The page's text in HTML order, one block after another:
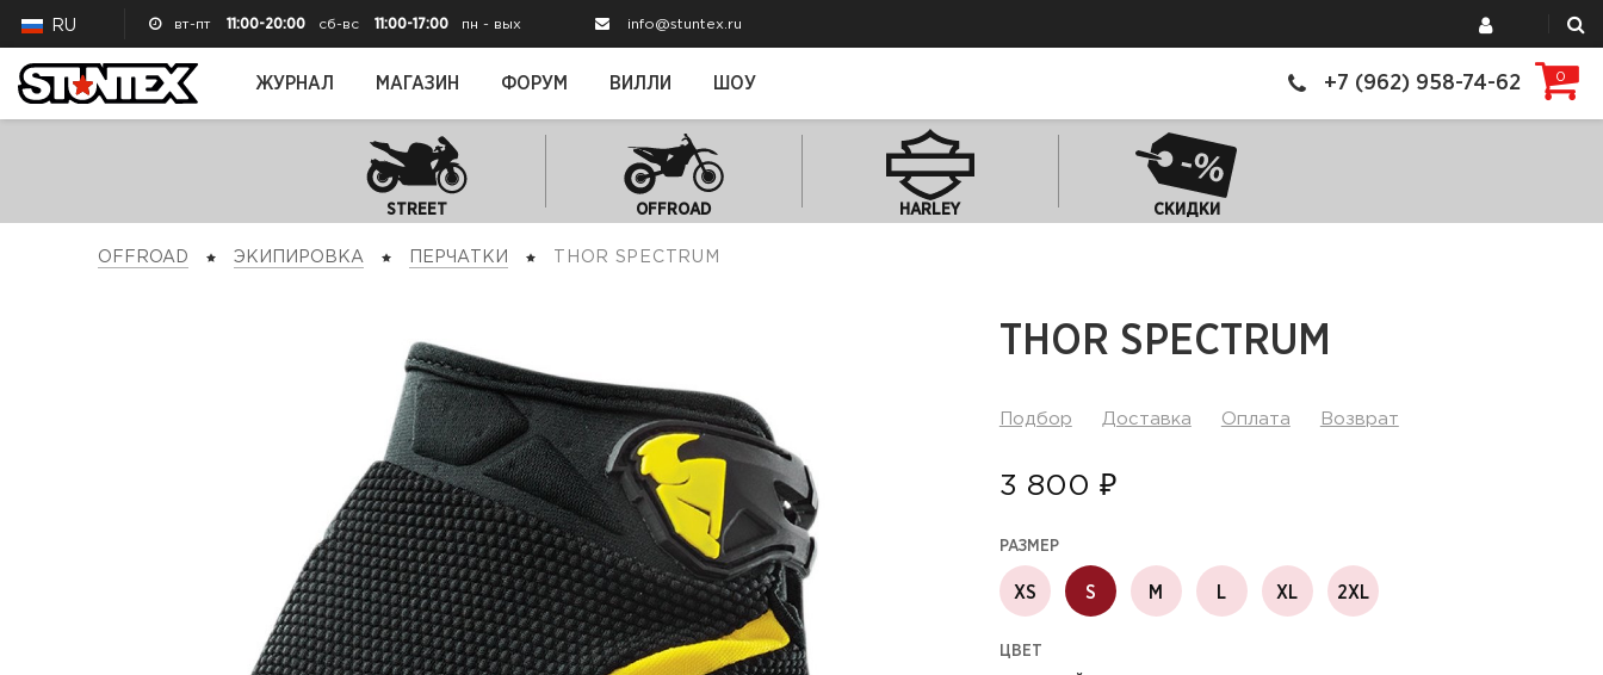
RU вт-пт 11:00-20:00 сб-вс 11:00-17:00 пн - вых info@stuntex.ru
ЖУРНАЛ МАГАЗИН ФОРУМ ВИЛЛИ ШОУ +7 (962) 958-74-62 0
STREET OFFROAD HARLEY СКИДКИ
OFFROAD ЭКИПИРОВКА ПЕРЧАТКИ THOR SPECTRUM
THOR SPECTRUM
Подбор Доставка Оплата Возврат
3 800 ₽
РАЗМЕР
XS S M L XL 2XL
ЦВЕТ